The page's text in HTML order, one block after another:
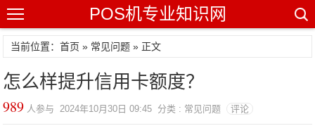
POS机专业知识网
当前位置：首页 » 常见问题 » 正文
怎么样提升信用卡额度？
989 人参与 2024年10月30日 09:45 分类 : 常见问题 评论